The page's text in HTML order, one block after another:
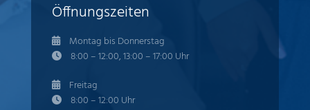
Öffnungszeiten
Montag bis Donnerstag
8:00 – 12:00, 13:00 – 17:00 Uhr
Freitag
8:00 – 12:00 Uhr